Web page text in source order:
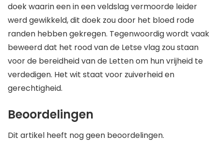
doek waarin een in een veldslag vermoorde leider
werd gewikkeld, dit doek zou door het bloed rode
randen hebben gekregen. Tegenwoordig wordt vaak
beweerd dat het rood van de Letse vlag zou staan
voor de bereidheid van de Letten om hun vrijheid te
verdedigen. Het wit staat voor zuiverheid en
gerechtigheid.
Beoordelingen
Dit artikel heeft nog geen beoordelingen.